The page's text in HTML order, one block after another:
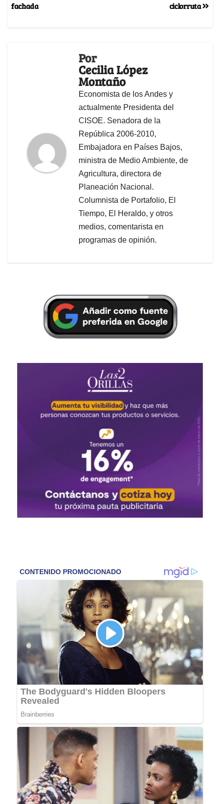
ciclorruta
fachada
Por
Cecilia López
Montaño
Economista de los Andes y
actualmente Presidenta del
CISOE. Senadora de la
República 2006-2010,
Embajadora en Países Bajos,
ministra de Medio Ambiente, de
Agricultura, directora de
Planeación Nacional.
Columnista de Portafolio, El
Tiempo, El Heraldo, y otros
medios, comentarista en
programas de opinión.